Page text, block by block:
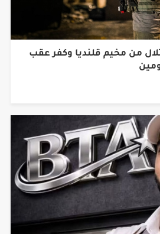
من مخيم قلنديا وكفر عقب